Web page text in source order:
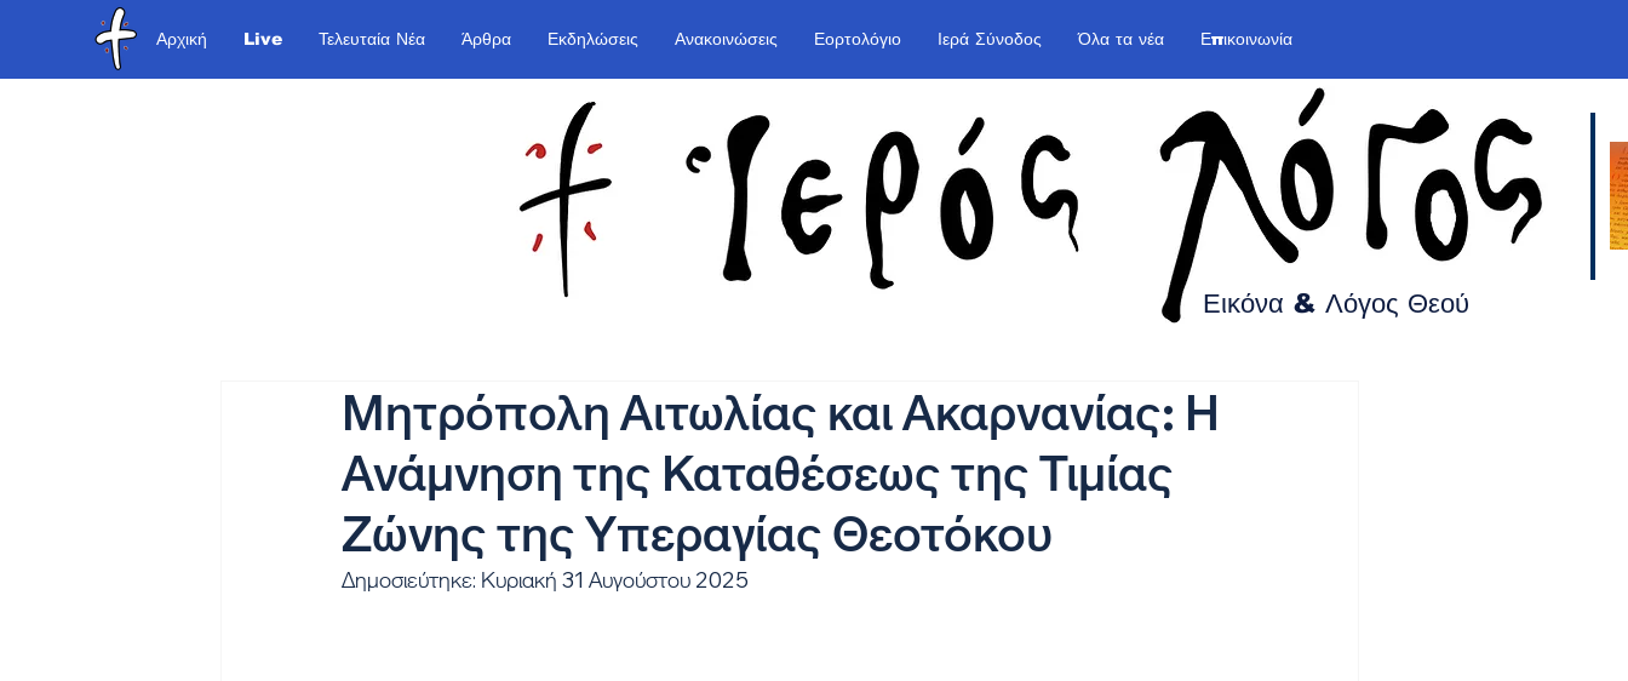
Αρχική Live Τελευταία Νέα Άρθρα Εκδηλώσεις Ανακοινώσεις Εορτολόγιο Ιερά Σύνοδος Όλα τα νέα Επικοινωνία
Εικόνα & Λόγος Θεού
Μητρόπολη Αιτωλίας και Ακαρνανίας: Η
Ανάμνηση της Καταθέσεως της Τιμίας
Ζώνης της Υπεραγίας Θεοτόκου
Δημοσιεύτηκε: Κυριακή 31 Αυγούστου 2025